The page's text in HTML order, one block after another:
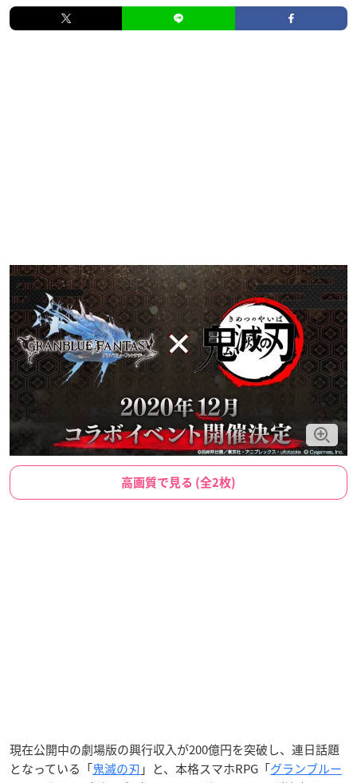
高画質で見る (全2枚)
現在公開中の劇場版の興行収入が200億円を突破し、連日話題
となっている「鬼滅の刃 」と、本格スマホRPG「グランブルー